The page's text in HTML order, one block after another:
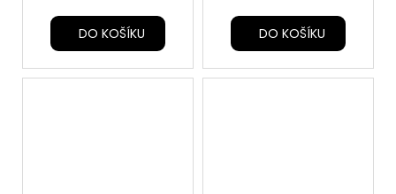
DO KOŠÍKU DO KOŠÍKU